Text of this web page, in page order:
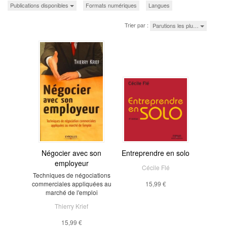
Publications disponibles Formats numériques Langues
Trier par : Parutions les plu…
Négocier avec son
employeur
Techniques de négociations
commerciales appliquées au
marché de l'emploi
Thierry Krief
15,99 €
Entreprendre en solo
Cécile Flé
15,99 €